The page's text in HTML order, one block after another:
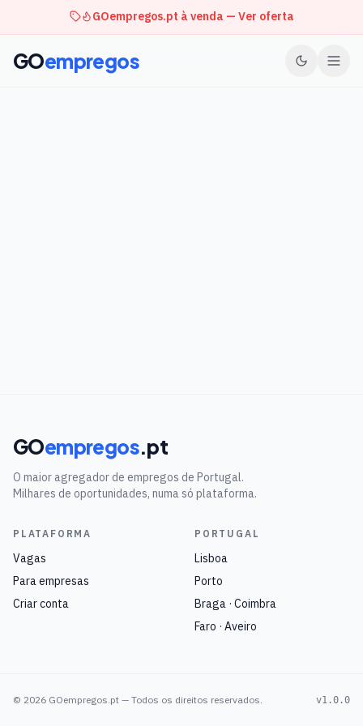
GOempregos.pt à venda — Ver oferta
GOempregos
GOempregos.pt
O maior agregador de empregos de Portugal.
Milhares de oportunidades, numa só plataforma.
PLATAFORMA
Vagas
Para empresas
Criar conta
PORTUGAL
Lisboa
Porto
Braga · Coimbra
Faro · Aveiro
© 2026 GOempregos.pt — Todos os direitos reservados. v1.0.0